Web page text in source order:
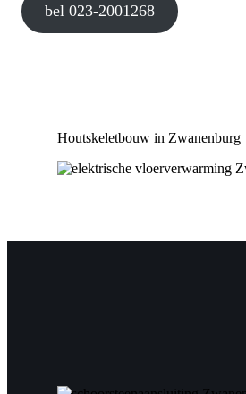
bel 023-2001268
Houtskeletbouw in Zwanenburg